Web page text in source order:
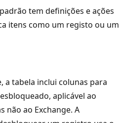
tem definições e ações
itens como um registo ou um
a tabela inclui colunas para
aplicável ao
não ao Exchange. A